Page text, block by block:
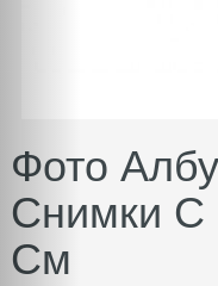
Фото
Снимки С
См